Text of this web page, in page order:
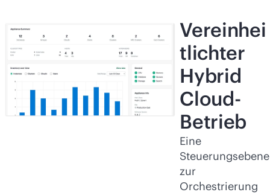
Vereinhei
tlichter
Hybrid
Cloud-
Betrieb
Eine
Steuerungsebene
zur
Orchestrierung